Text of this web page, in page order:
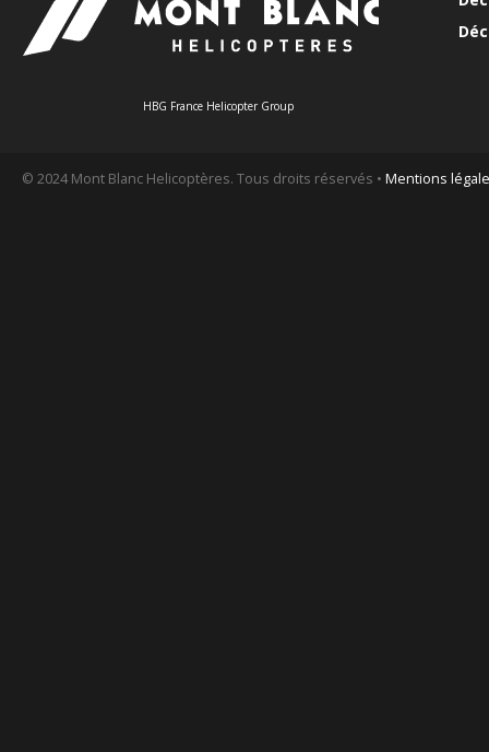
HBG France Helicopter Group
© 2024 Mont Blanc Helicoptères. Tous droits réservés • Mentions